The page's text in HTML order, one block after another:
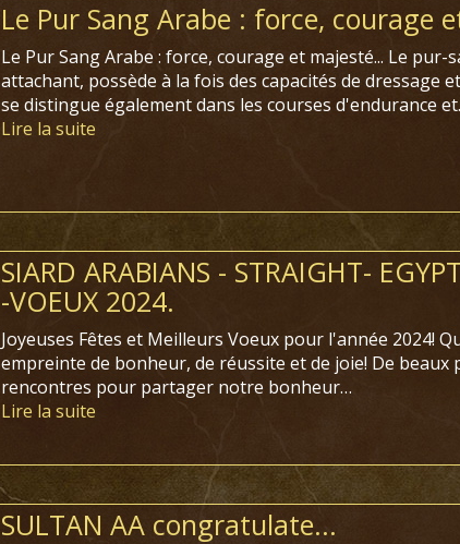
Le Pur Sang Arabe : force, courage
Le Pur Sang Arabe : force, courage et majesté... Le
attachant, possède à la fois des capacités de dressage
se distingue également dans les courses d'endurance
Lire la suite
SIARD ARABIANS - STRAIGHT-
-VOEUX 2024.
Joyeuses Fêtes et Meilleurs Voeux pour l'année 2024!
empreinte de bonheur, de réussite et de joie! De beaux
rencontres pour partager notre bonheur…
Lire la suite
SULTAN AA congratulate...